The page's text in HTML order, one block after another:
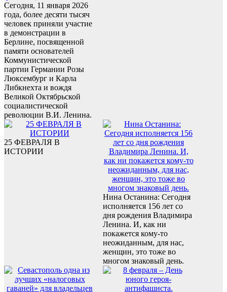
Сегодня, 11 января 2026
года, более десяти тысяч
человек приняли участие
в демонстрации в
Берлине, посвященной
памяти основателей
Коммунистической
партии Германии Розы
Люксембург и Карла
Либкнехта и вождя
Великой Октябрьской
социалистической
революции В.И. Ленина.
25 ФЕВРАЛЯ В
ИСТОРИИ
Нина Останина: Сегодня
исполняется 156 лет со
дня рождения Владимира
Ленина. И, как ни
покажется кому-то
неожиданным, для нас,
женщин, это тоже во
многом знаковый день.